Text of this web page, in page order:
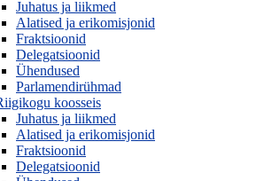
Juhatus ja liikmed
Alatised ja erikomisjonid
Fraktsioonid
Delegatsioonid
Ühendused
Parlamendirühmad
koosseis
Juhatus ja liikmed
Alatised ja erikomisjonid
Fraktsioonid
Delegatsioonid